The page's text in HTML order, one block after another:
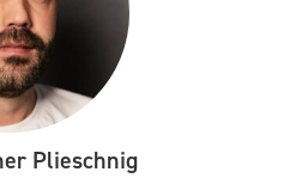
Plieschnig